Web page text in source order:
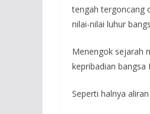
tengah tergoncang
nilai-nilai luhur
Menengok sejarah
kepribadian
Seperti halnya